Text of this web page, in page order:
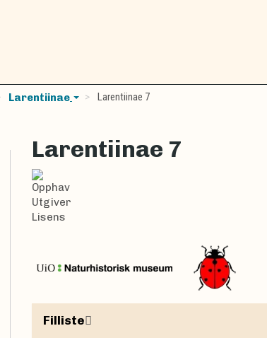
Larentiinae Larentiinae 7
Larentiinae 7
Opphav
Utgiver
Lisens
Filliste